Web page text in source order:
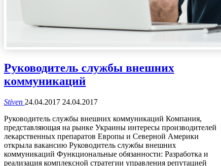
Руководитель службы внешних
коммуникаций
Stiven 24.04.2017 24.04.2017
Руководитель службы внешних коммуникаций Компания,
представляющая на рынке Украины интересы производителей
лекарственных препаратов Европы и Северной Америки
открыла вакансию Руководитель службы внешних
коммуникаций Функциональные обязанности: Разработка и
реализация комплексной стратегии управления репутацией